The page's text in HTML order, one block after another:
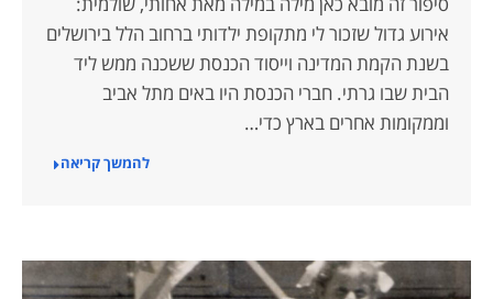
אירוע גדול שזכור לי מתקופת ילדותי ברחוב הלל בירושלים
בשנת הקמת המדינה וייסוד הכנסת ששכנה ממש ליד
הבית שבו גרתי. חברי הכנסת היו באים מתל אביב
וממקומות אחרים בארץ כדי…
להמשך קריאה